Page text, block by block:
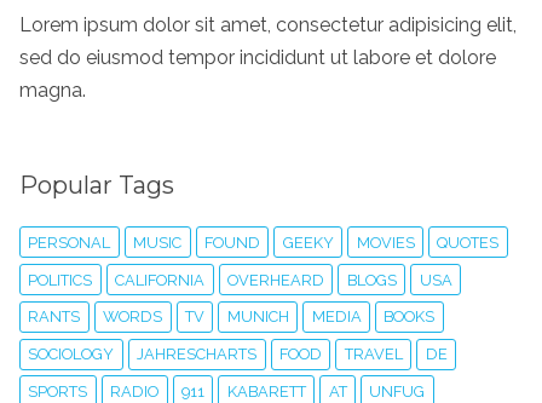
Lorem ipsum dolor sit amet, consectetur adipisicing elit,
sed do eiusmod tempor incididunt ut labore et dolore
magna.
Popular Tags
PERSONAL MUSIC FOUND GEEKY MOVIES QUOTES
POLITICS CALIFORNIA OVERHEARD BLOGS USA
RANTS WORDS TV MUNICH MEDIA BOOKS
SOCIOLOGY JAHRESCHARTS FOOD TRAVEL DE
SPORTS RADIO 911 KABARETT AT UNFUG